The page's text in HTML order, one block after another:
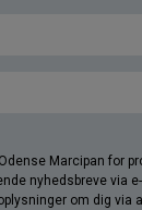
Marcipan for
nyhedsbreve via
om dig